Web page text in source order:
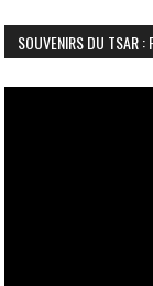
SOUVENIRS DU TSAR :